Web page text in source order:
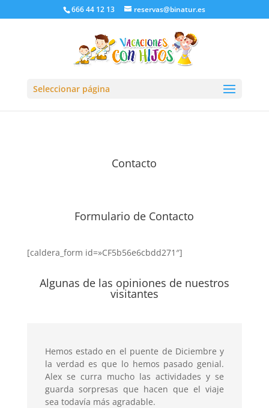
666 44 12 13 reservas@binatur.es
Seleccionar página
Contacto
Formulario de Contacto
[caldera_form id=»CF5b56e6cbdd271″]
Algunas de las opiniones de nuestros
visitantes
Hemos estado en el puente de Diciembre y
la verdad es que lo hemos pasado genial.
Alex se curra mucho las actividades y se
guarda sorpresas que hacen que el viaje
sea todavía más agradable.